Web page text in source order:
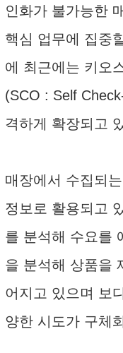
인화가 불가능한
핵심 업무에 집중
에 최근에는 키오
(SCO : Self
격하게 확장되고
매장에서 수집되
정보로 활용되고
를 분석해 수요를
을 분석해 상품을
어지고 있으며 보
양한 시도가 구체